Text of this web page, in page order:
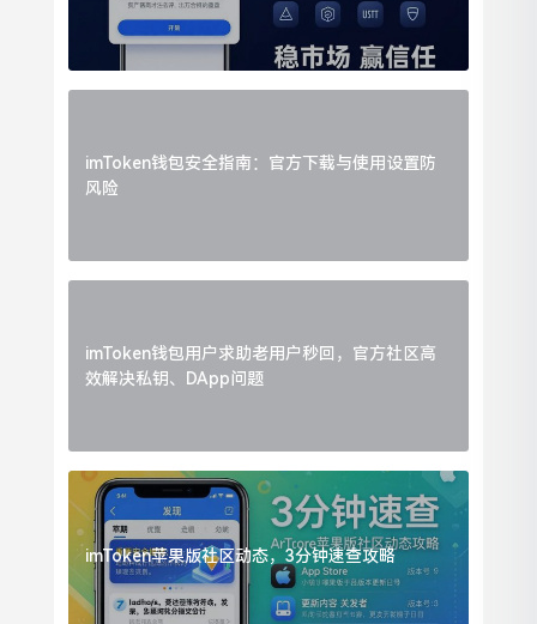
imToken钱包安全指南：官方下载与使用设置防
风险
imToken钱包用户求助老用户秒回，官方社区高
效解决私钥、DApp问题
imToken苹果版社区动态，3分钟速查攻略